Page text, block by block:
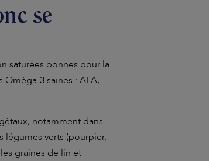
se
saturées bonnes pour la
3 saines : ALA,
notamment dans
légumes verts (pourpier,
graines de lin et